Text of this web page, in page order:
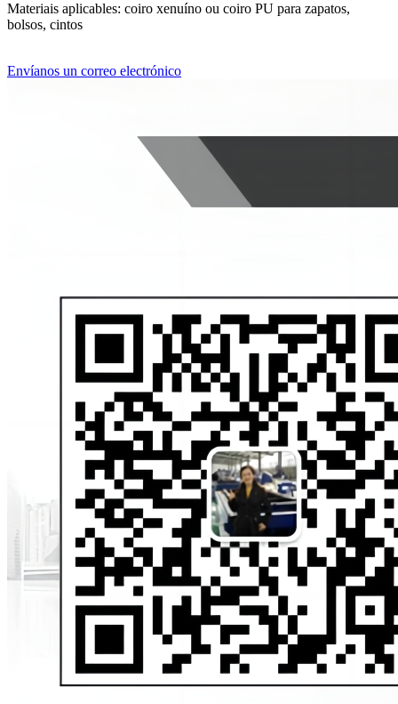
Materiais aplicables: coiro xenuíno ou coiro PU para zapatos,
bolsos, cintos
Envíanos un correo electrónico